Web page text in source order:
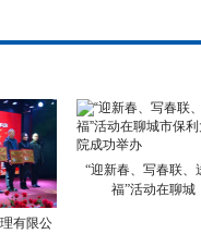
有限公
“迎新春、写春联、
福”活动在聊城